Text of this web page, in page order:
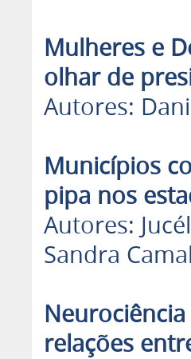
Mulheres e
olhar de
Autores:
Municípios
pipa nos
Autores:
Sandra
relações